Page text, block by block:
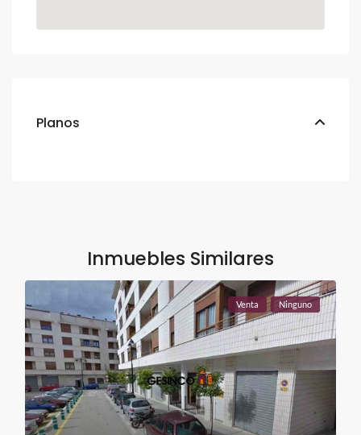
Planos
Inmuebles Similares
Venta Ninguno